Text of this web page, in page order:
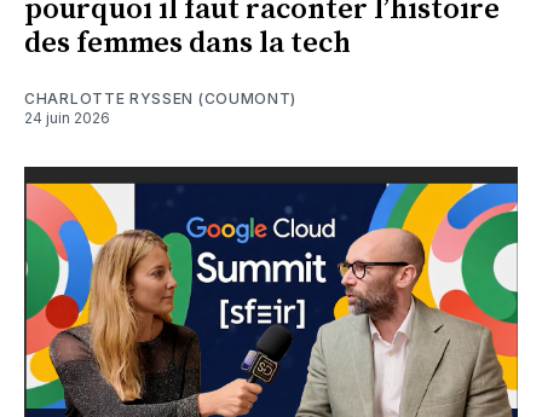
pourquoi il faut raconter l’histoire
des femmes dans la tech
CHARLOTTE RYSSEN (COUMONT)
24 juin 2026